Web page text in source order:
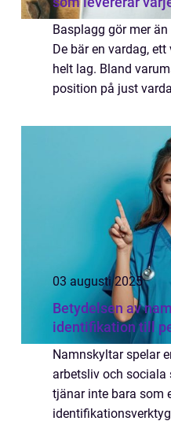
Basplagg gör mer
De bär en vardag,
helt lag. Bland
position på just
H&a...
03 augusti 2025
Betydelsen av
identifikation till
Namnskyltar spelar
arbetsliv och sociala
tjänar inte bara som